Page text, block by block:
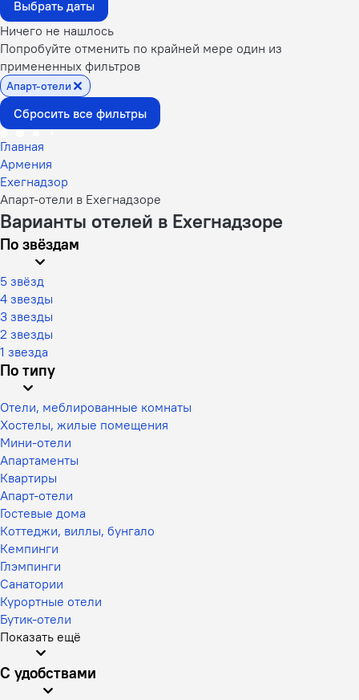
Выбрать даты
Ничего не нашлось
Попробуйте отменить по крайней мере один из
примененных фильтров
Апарт-отели
Сбросить все фильтры
Главная
Армения
Ехегнадзор
Апарт-отели в Ехегнадзоре
Варианты отелей в Ехегнадзоре
По звёздам
5 звёзд
4 звезды
3 звезды
2 звезды
1 звезда
По типу
Отели, меблированные комнаты
Хостелы, жилые помещения
Мини-отели
Апартаменты
Квартиры
Апарт-отели
Гостевые дома
Коттеджи, виллы, бунгало
Кемпинги
Глэмпинги
Санатории
Курортные отели
Бутик-отели
Показать ещё
С удобствами